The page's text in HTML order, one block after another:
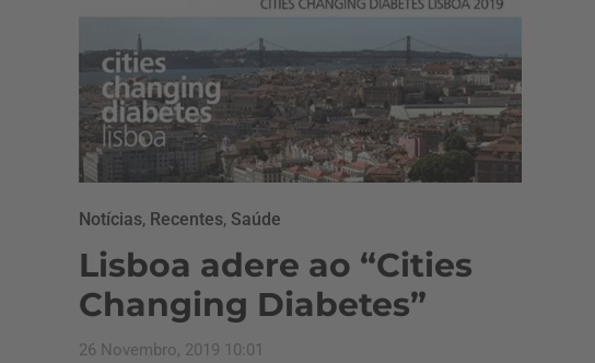
Notícias, Recentes, Saúde
Lisboa adere ao “Cities
Changing Diabetes”
26 Novembro, 2019 10:01